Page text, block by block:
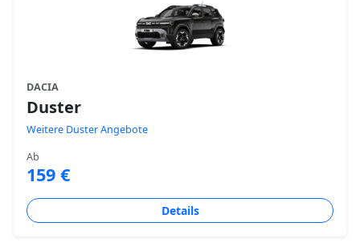
DACIA
Duster
Weitere Duster Angebote
Ab
159 €
Details